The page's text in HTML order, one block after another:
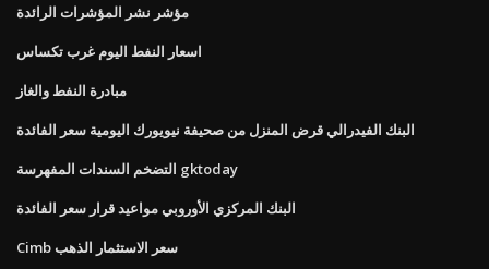
مؤشر نشر المؤشرات الرائدة
اسعار النفط اليوم غرب تكساس
مبادرة النفط والغاز
البنك الفيدرالي قرض المنزل من صحيفة نيويورك اليومية سعر الفائدة
التضخم السندات المفهرسة gktoday
البنك المركزي الأوروبي مواعيد قرار سعر الفائدة
Cimb سعر الاستثمار الذهب